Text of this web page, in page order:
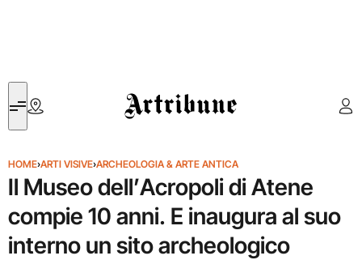
Artribune
HOME›ARTI VISIVE›ARCHEOLOGIA & ARTE ANTICA
Il Museo dell’Acropoli di Atene
compie 10 anni. E inaugura al suo
interno un sito archeologico